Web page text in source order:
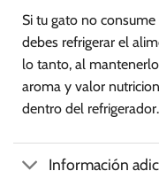
Si tu gato no
debes refrigerar el
lo tanto, al
aroma y valor
dentro del refrigerador.
Información